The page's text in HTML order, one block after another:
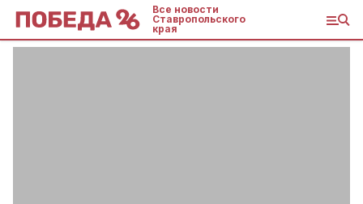
Все новости
Ставропольского
края